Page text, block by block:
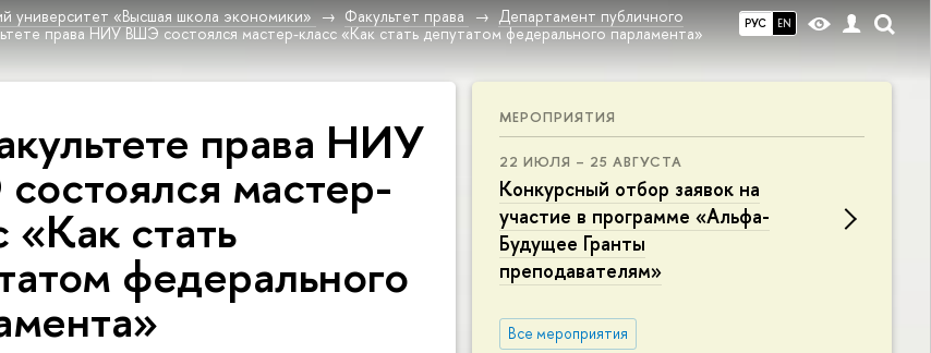
РУС EN
университет «Высшая школа экономики» Факультет права
Департамент публичного
права НИУ ВШЭ состоялся мастер-класс «Как стать депутатом федерального парламента»
МЕРОПРИЯТИЯ
22 ИЮЛЯ – 25 АВГУСТА
Конкурсный отбор заявок на
участие в программе «Альфа-
Будущее Гранты
преподавателям»
Все мероприятия
права НИУ
мастер-
«Как стать
федерального